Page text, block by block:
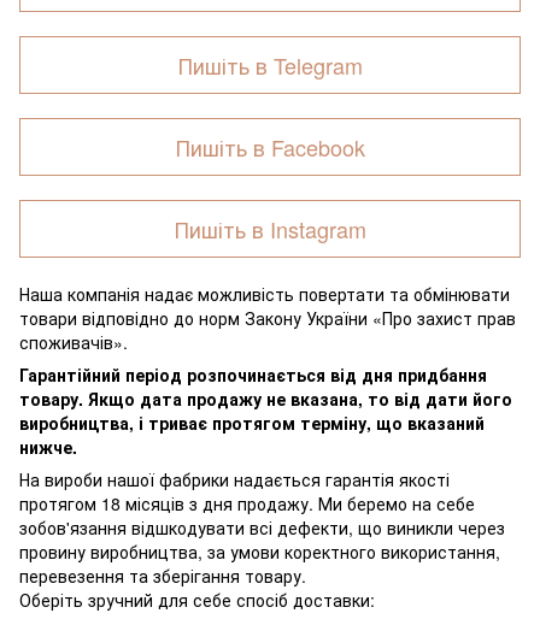
Пишіть в Telegram
Пишіть в Facebook
Пишіть в Instagram
Наша компанія надає можливість повертати та обмінювати
товари відповідно до норм Закону України «Про захист прав
споживачів».
Гарантійний період розпочинається від дня придбання
товару. Якщо дата продажу не вказана, то від дати його
виробництва, і триває протягом терміну, що вказаний
нижче.
На вироби нашої фабрики надається гарантія якості
протягом 18 місяців з дня продажу. Ми беремо на себе
зобов'язання відшкодувати всі дефекти, що виникли через
провину виробництва, за умови коректного використання,
перевезення та зберігання товару.
Оберіть зручний для себе спосіб доставки: